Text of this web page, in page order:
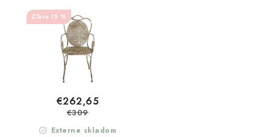
15 %
Externe skladom
€262,65
€309